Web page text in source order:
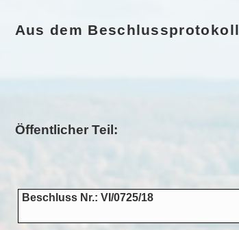
Aus dem Beschlussprotokoll
Öffentlicher Teil:
Beschluss Nr.: VI/0725/18